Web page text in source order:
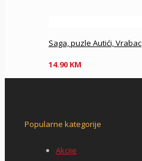
Saga, puzle Autići, Vrabac
14.90 KM
Popularne kategorije
Akcije